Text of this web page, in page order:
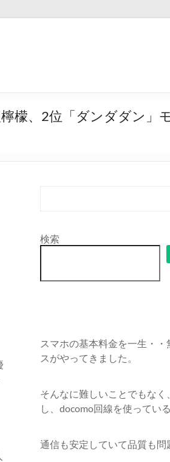
檬、2位「ダンダダン」
検索
スマホの基本料金を一生・
スがやってきました。
そんなに難しいことでもな
し、docomo回線を使っている
通信も安定していて品質も問